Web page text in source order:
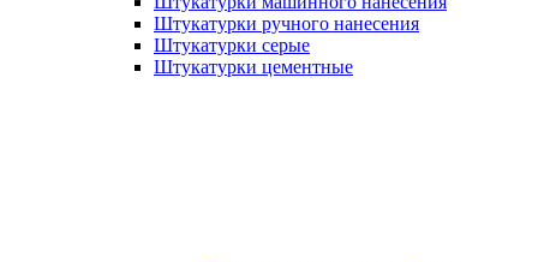
Штукатурки ручного нанесения
Штукатурки серые
Штукатурки цементные